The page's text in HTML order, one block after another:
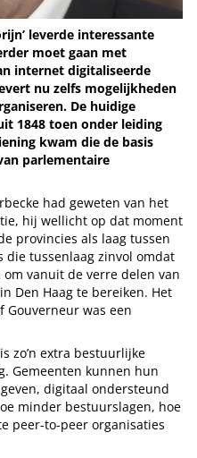
leverde interessante
moet gaan met
internet digitaliseerde
nu zelfs mogelijkheden
De huidige
1848 toen onder leiding
kwam die de basis
parlementaire
had geweten van het
hij wellicht op dat moment
provincies als laag tussen
die tussenlaag zinvol omdat
vanuit de verre delen van
Den Haag te bereiken. Het
Gouverneur was een
zo’n extra bestuurlijke
Gemeenten kunnen hun
digitaal ondersteund
minder bestuurslagen, hoe
peer-to-peer organisaties